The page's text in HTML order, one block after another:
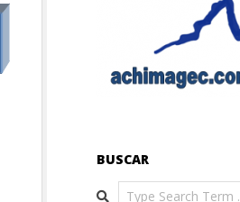
BUSCAR
Search